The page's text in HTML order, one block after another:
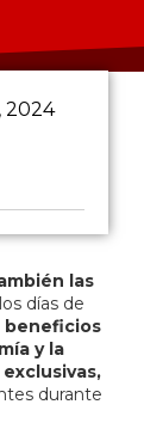
2024
las
días de
beneficios
y la
durante